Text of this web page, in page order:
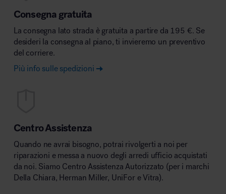
Consegna gratuita
La consegna lato strada è gratuita a partire da 195 €. Se
desideri la consegna al piano, ti invieremo un preventivo
del corriere.
Più info sulle spedizioni
Centro Assistenza
Quando ne avrai bisogno, potrai rivolgerti a noi per
riparazioni e messa a nuovo degli arredi ufficio acquistati
da noi. Siamo Centro Assistenza Autorizzato (per i marchi
Della Chiara, Herman Miller, UniFor e Vitra).